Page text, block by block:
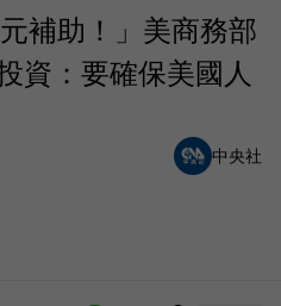
補助！」美商務部
資：要確保美國人
中央社